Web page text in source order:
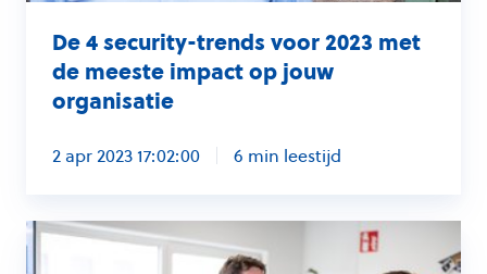
jouw
organisatie
De 4 security-trends voor 2023 met
de meeste impact op jouw
organisatie
2 apr 2023 17:02:00 6 min leestijd
Cybersecurity